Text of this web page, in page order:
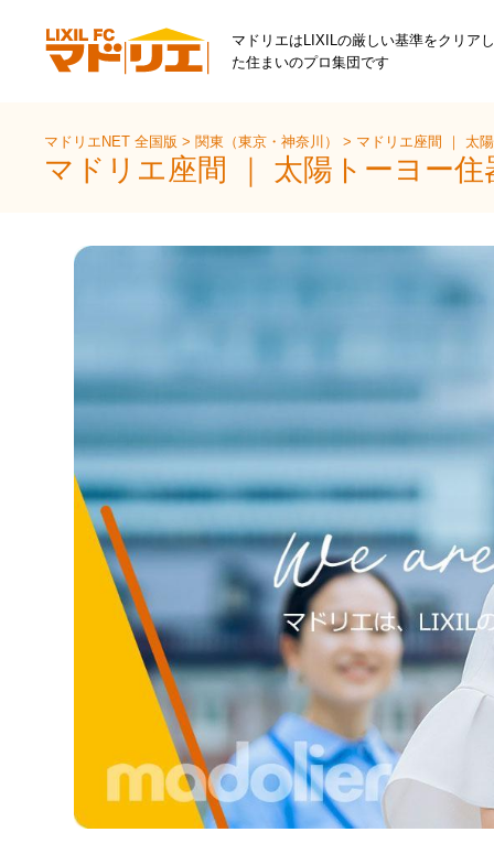
マドリエはLIXILの厳しい基準をクリア
た住まいのプロ集団です
マドリエNET 全国版>関東（東京・神奈川）> マドリエ座間 ｜ 太
マドリエ座間 ｜ 太陽トーヨー住